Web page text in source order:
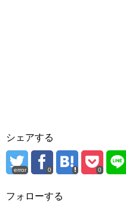
シェアする
error 0 0
フォローする